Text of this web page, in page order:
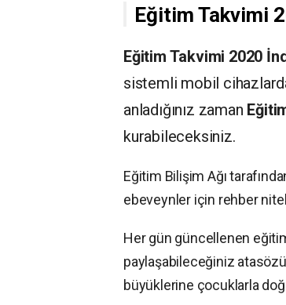
Eğitim Takvimi
Eğitim Takvimi 2020
sistemli mobil
anladığınız zaman
kurabileceksiniz.
Eğitim Bilişim Ağı
ebeveynler için rehber
Her gün güncellenen
paylaşabileceğiniz
büyüklerine çocuklarla